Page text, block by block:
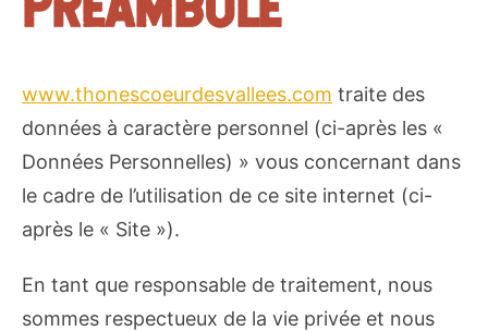
www.thonescoeurdesvallees.com traite des
données à caractère personnel (ci-après les «
Données Personnelles) » vous concernant dans
le cadre de l’utilisation de ce site internet (ci-
après le « Site »).
En tant que responsable de traitement, nous
sommes respectueux de la vie privée et nous